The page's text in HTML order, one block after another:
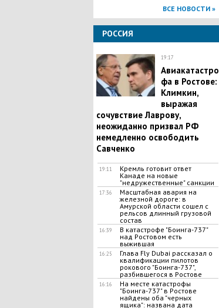
ВСЕ НОВОСТИ »
РОССИЯ
19:17
Авиакатастро
фа в Ростове:
Климкин,
выражая
сочувствие Лаврову,
неожиданно призвал РФ
немедленно освободить
Савченко
19:11
Кремль готовит ответ
Канаде на новые
"недружественные" санкции
17:36
Масштабная авария на
железной дороге: в
Амурской области сошел с
рельсов длинный грузовой
состав
16:39
В катастрофе "Боинга-737"
над Ростовом есть
выжившая
16:25
Глава Fly Dubai рассказал о
квалификации пилотов
рокового "Боинга-737",
разбившегося в Ростове
16:16
На месте катастрофы
"Боинга-737" в Ростове
найдены оба "черных
ящика": названа дата